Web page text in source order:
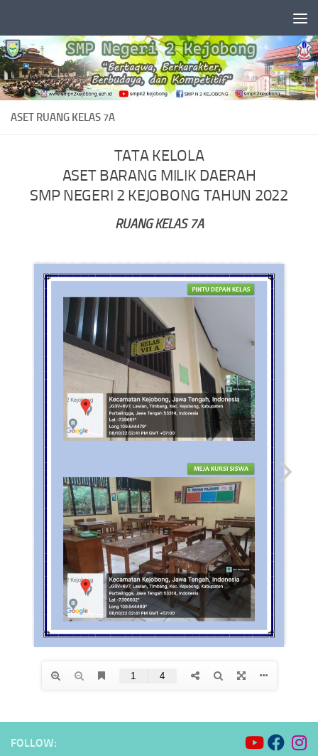
ASET RUANG KELAS 7A
TATA KELOLA
ASET BARANG MILIK DAERAH
SMP NEGERI 2 KEJOBONG TAHUN 2022
RUANG KELAS 7A
FOLLOW: